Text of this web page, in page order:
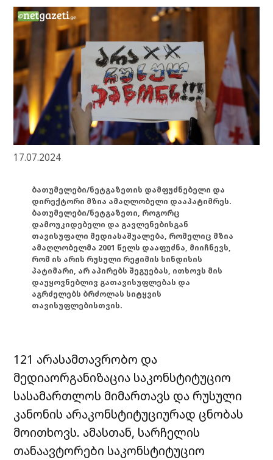
17.07.2024
ბათუმელები/ნეტგაზეთის დამფუძნებელი და
დირექტორი მზია ამაღლობელი დააპატიმრეს.
ბათუმელები/ნეტგაზეთი, როგორც
დამოუკიდებელი და გავლენებისგან
თავისუფალი მედიასაშუალება, რომელიც მზია
ამაღლობელმა 2001 წელს დააფუძნა, მიიჩნევს,
რომ ის არის რუსული რეჟიმის სინდისის
პატიმარი, არ აპირებს შეგუებას, ითხოვს მის
დაუყოვნებლივ გათავისუფლებას და
აგრძელებს ბრძოლას სიტყვის
თავისუფლებისთვის.
121 არასამთავრობო და
მედიაორგანიზაცია საკონსტიტუციო
სასამართლოს მიმართავს და რუსული
კანონის არაკონსტიტუციურად ცნობას
მოითხოვს. ამასთან, სარჩელის
თანაავტორები საკონსტიტუციო